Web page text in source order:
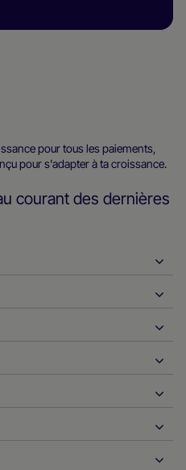
pour tous les paiements,
pour s'adapter à ta croissance.
courant des dernières